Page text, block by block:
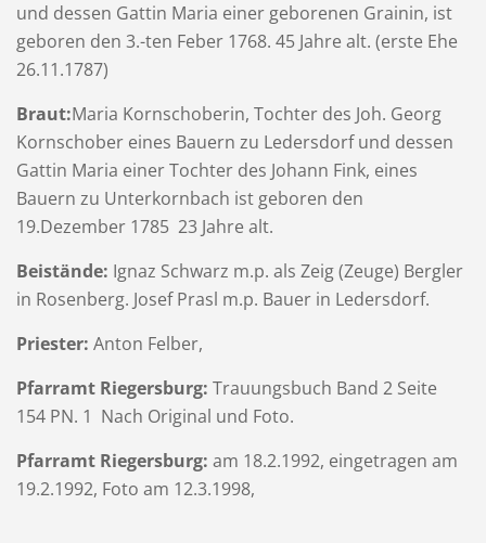
und dessen Gattin Maria einer geborenen Grainin, ist
geboren den 3.-ten Feber 1768. 45 Jahre alt. (erste Ehe
26.11.1787)
Braut:Maria Kornschoberin, Tochter des Joh. Georg
Kornschober eines Bauern zu Ledersdorf und dessen
Gattin Maria einer Tochter des Johann Fink, eines
Bauern zu Unterkornbach ist geboren den
19.Dezember 1785 23 Jahre alt.
Beistände: Ignaz Schwarz m.p. als Zeig (Zeuge) Bergler
in Rosenberg. Josef Prasl m.p. Bauer in Ledersdorf.
Priester: Anton Felber,
Pfarramt Riegersburg: Trauungsbuch Band 2 Seite
154 PN. 1 Nach Original und Foto.
Pfarramt Riegersburg: am 18.2.1992, eingetragen am
19.2.1992, Foto am 12.3.1998,